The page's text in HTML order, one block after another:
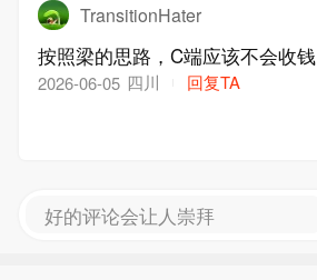
TransitionHater
按照梁的思路，C端应该不会收钱
2026-06-05 四川 回复TA
好的评论会让人崇拜